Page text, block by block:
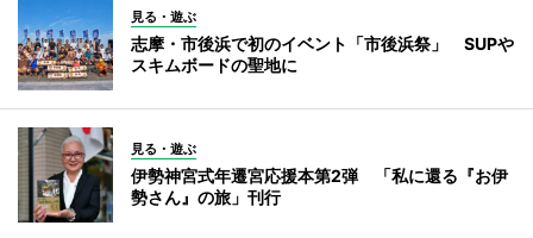
見る・遊ぶ
志摩・市後浜で初のイベント「市後浜祭」 SUPや
スキムボードの聖地に
見る・遊ぶ
伊勢神宮式年遷宮応援本第2弾 「私に還る『お伊
勢さん』の旅」刊行